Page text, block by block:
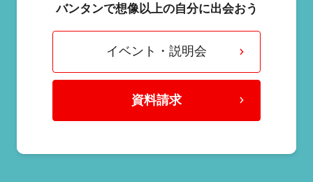
バンタンで想像以上の自分に出会おう
イベント・説明会
資料請求